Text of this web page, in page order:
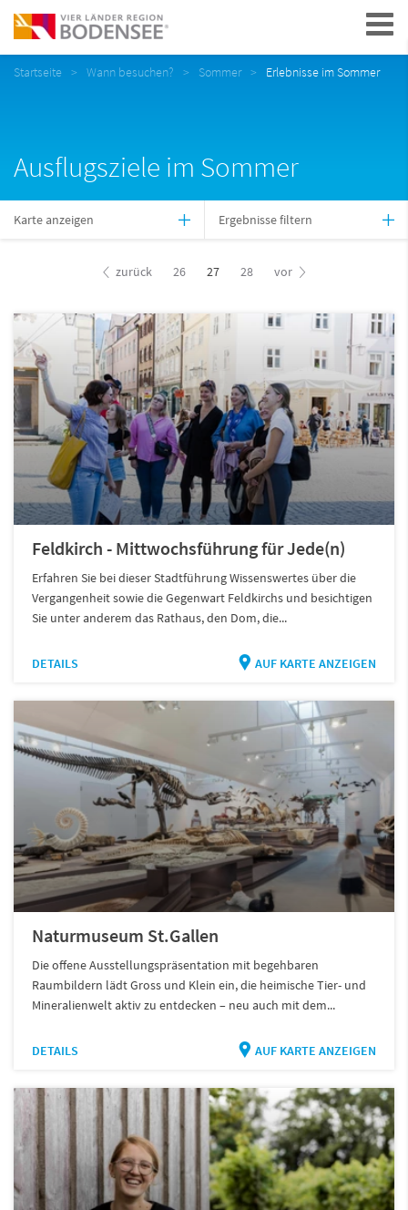
Navigation
Startseite Wann besuchen? Sommer Erlebnisse im Sommer
Ausflugsziele im Sommer
Karte anzeigen Ergebnisse filtern
zurück 26 27 28 vor
Feldkirch - Mittwochsführung für Jede(n)
Erfahren Sie bei dieser Stadtführung Wissenswertes über die
Vergangenheit sowie die Gegenwart Feldkirchs und besichtigen
Sie unter anderem das Rathaus, den Dom, die...
DETAILS AUF KARTE ANZEIGEN
Naturmuseum St.Gallen
Die offene Ausstellungspräsentation mit begehbaren
Raumbildern lädt Gross und Klein ein, die heimische Tier- und
Mineralienwelt aktiv zu entdecken – neu auch mit dem...
DETAILS AUF KARTE ANZEIGEN